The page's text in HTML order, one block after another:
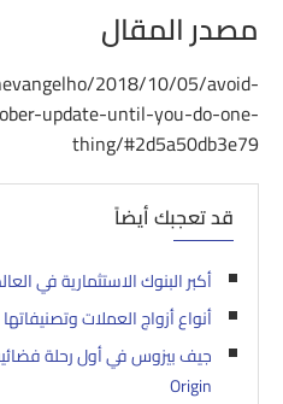
مصدر المقال
2018/10/05/avoid-
update-until-you-do-one-
thing/#2d5a50db3e79
قد تعجبك أيضاً
أكبر البنوك الاستثمارية في
أنواع أزواج العملات وتصنيفاتها
Origin